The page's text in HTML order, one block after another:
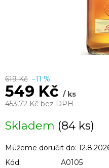
619 Kč –11 %
549 Kč/ ks
453,72 Kč bez DPH
cena:
Skladem (84 ks)
Můžeme doručit do:
Kód:
A0105